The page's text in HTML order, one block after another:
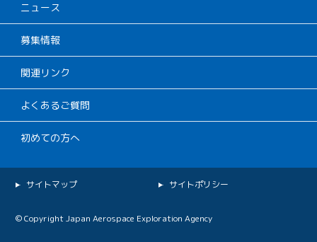
ニュース
募集情報
関連リンク
よくあるご質問
初めての方へ
© Copyright Japan Aerospace Exploration Agency
サイトマップ サイトポリシー